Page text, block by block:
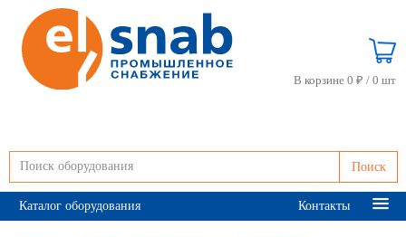
Поиск
В корзине 0 ₽ / 0 шт
Каталог оборудования Контакты